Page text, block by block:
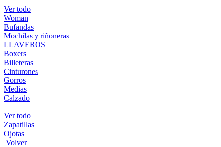
Ver todo
Woman
Bufandas
Mochilas y riñoneras
LLAVEROS
Boxers
Billeteras
Cinturones
Gorros
Medias
Calzado
+
Ver todo
Zapatillas
Ojotas
Volver